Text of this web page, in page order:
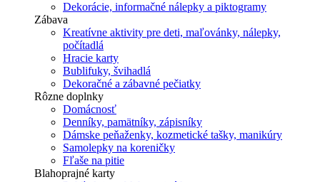
Dekorácie, informačné nálepky a piktogramy
Zábava
Kreatívne aktivity pre deti, maľovánky, nálepky,
počítadlá
Hracie karty
Bublifuky, švihadlá
Dekoračné a zábavné pečiatky
Rôzne doplnky
Domácnosť
Denníky, pamätníky, zápisníky
Dámske peňaženky, kozmetické tašky, manikúry
Samolepky na koreničky
Fľaše na pitie
Blahoprajné karty